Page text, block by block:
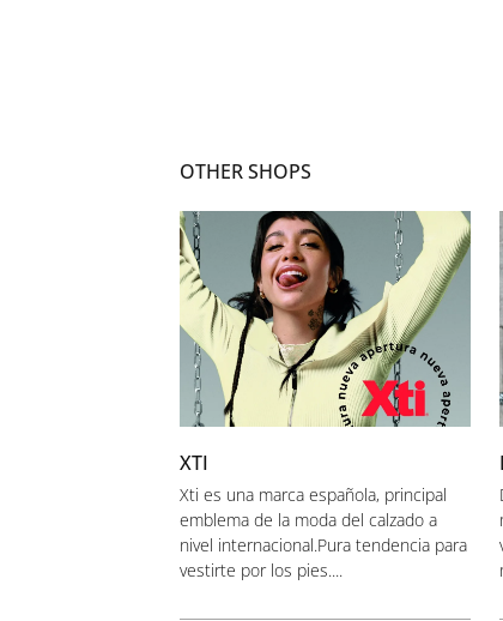
OTHER SHOPS
XTI
Xti es una marca española, principal
emblema de la moda del calzado a
nivel internacional.Pura tendencia para
vestirte por los pies....